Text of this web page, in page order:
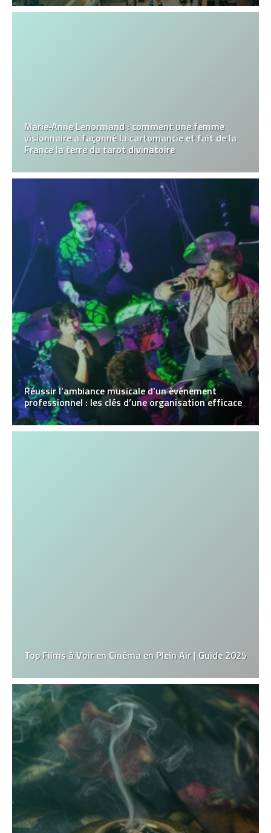
Marie‑Anne Lenormand : comment une femme
visionnaire a façonné la cartomancie et fait de la
France la terre du tarot divinatoire
Réussir l’ambiance musicale d’un événement
professionnel : les clés d’une organisation efficace
Top Films à Voir en Cinéma en Plein Air | Guide 2025